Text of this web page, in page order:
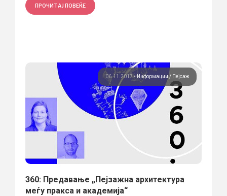
ПРОЧИТАЈ ПОВЕЌЕ
06.11.2017 •Информации Пејсаж
360: Предавање „Пејзажна архитектура
меѓу пракса и академија“